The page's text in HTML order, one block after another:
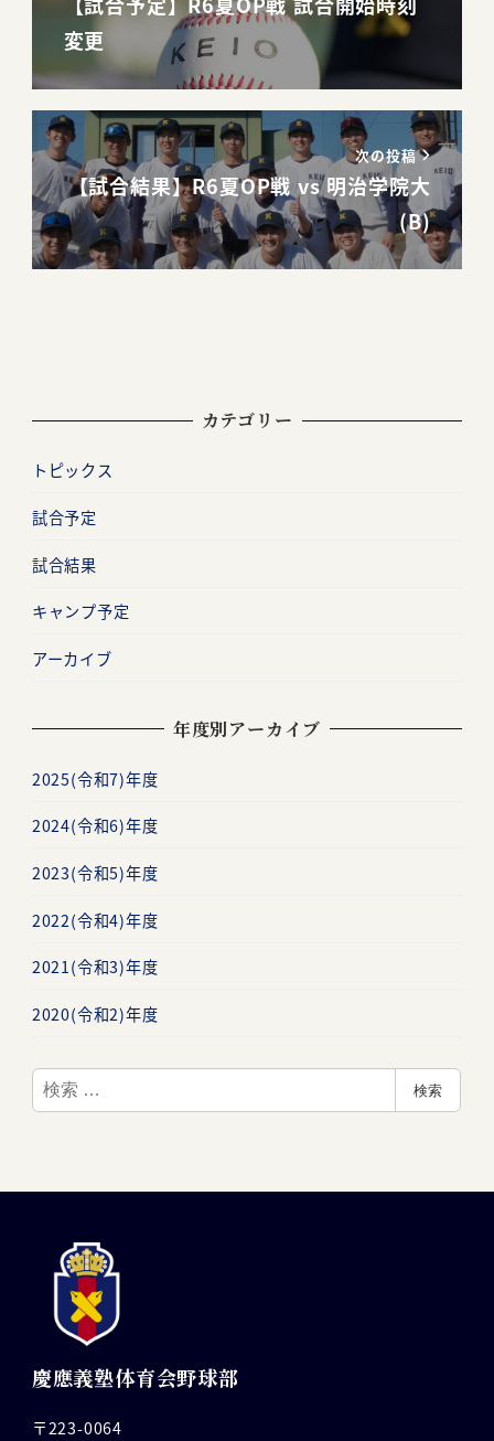
変更
次の投稿
【試合結果】R6夏OP戦 vs 明治学院大
(B)
カテゴリー
トピックス
試合予定
試合結果
キャンプ予定
アーカイブ
年度別アーカイブ
2025(令和7)年度
2024(令和6)年度
2023(令和5)年度
2022(令和4)年度
2021(令和3)年度
2020(令和2)年度
検
索
検索
慶應義塾体育会野球部
〒223-0064